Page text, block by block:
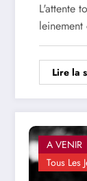
L'attente
Lire la
A VENIR
Tous Les